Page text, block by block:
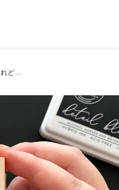
ど…